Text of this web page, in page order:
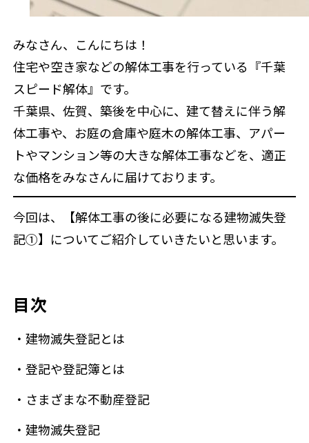
現場ブログ
補助金情報
来店予約
みなさん、こんにちは！
住宅や空き家などの解体工事を行っている『千葉
スピード解体』です。
千葉県、佐賀、築後を中心に、建て替えに伴う解
体工事や、お庭の倉庫や庭木の解体工事、アパー
トやマンション等の大きな解体工事などを、適正
な価格をみなさんに届けております。
今回は、【解体工事の後に必要になる建物滅失登
記①】についてご紹介していきたいと思います。
目次
・建物滅失登記とは
・登記や登記簿とは
・さまざまな不動産登記
・建物滅失登記